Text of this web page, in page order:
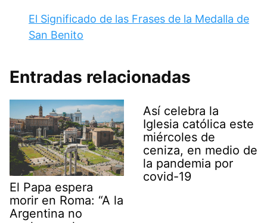
El Significado de las Frases de la Medalla de
San Benito
Entradas relacionadas
El Papa espera
morir en Roma: “A la
Argentina no
Así celebra la
Iglesia católica este
miércoles de
ceniza, en medio de
la pandemia por
covid-19